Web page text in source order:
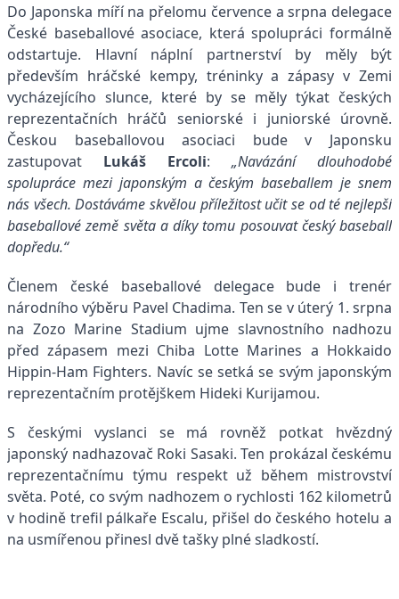
Do Japonska míří na přelomu července a srpna delegace
České baseballové asociace, která spolupráci formálně
odstartuje. Hlavní náplní partnerství by měly být
především hráčské kempy, tréninky a zápasy v Zemi
vycházejícího slunce, které by se měly týkat českých
reprezentačních hráčů seniorské i juniorské úrovně.
Českou baseballovou asociaci bude v Japonsku
zastupovat Lukáš Ercoli: „Navázání dlouhodobé
spolupráce mezi japonským a českým baseballem je snem
nás všech. Dostáváme skvělou příležitost učit se od té nejlepší
baseballové země světa a díky tomu posouvat český baseball
dopředu.“
Členem české baseballové delegace bude i trenér
národního výběru Pavel Chadima. Ten se v úterý 1. srpna
na Zozo Marine Stadium ujme slavnostního nadhozu
před zápasem mezi Chiba Lotte Marines a Hokkaido
Hippin-Ham Fighters. Navíc se setká se svým japonským
reprezentačním protějškem Hideki Kurijamou.
S českými vyslanci se má rovněž potkat hvězdný
japonský nadhazovač Roki Sasaki. Ten prokázal českému
reprezentačnímu týmu respekt už během mistrovství
světa. Poté, co svým nadhozem o rychlosti 162 kilometrů
v hodině trefil pálkaře Escalu, přišel do českého hotelu a
na usmířenou přinesl dvě tašky plné sladkostí.